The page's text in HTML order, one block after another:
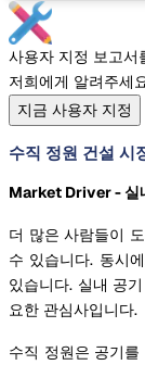
사용자 지정 보고서
저희에게 알려주세
지금 사용자 지정
수직 정원 건설 시
Market Driver - 실
더 많은 사람들이
수 있습니다. 동시
있습니다. 실내 공
요한 관심사입니다.
수직 정원은 공기